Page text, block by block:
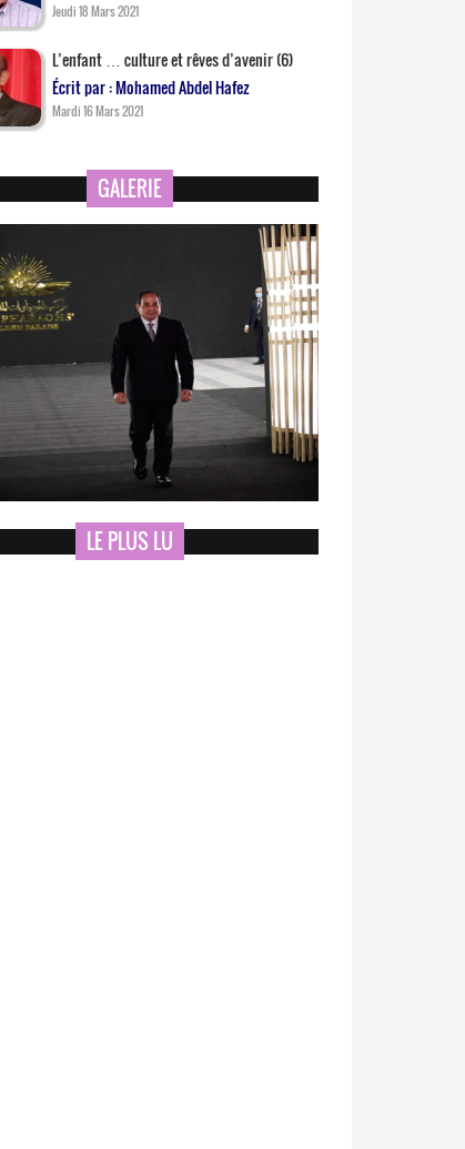
Jeudi 18 Mars 2021
L’enfant … culture et rêves d’avenir (6)
Écrit par : Mohamed Abdel Hafez
Mardi 16 Mars 2021
GALERIE
LE PLUS LU